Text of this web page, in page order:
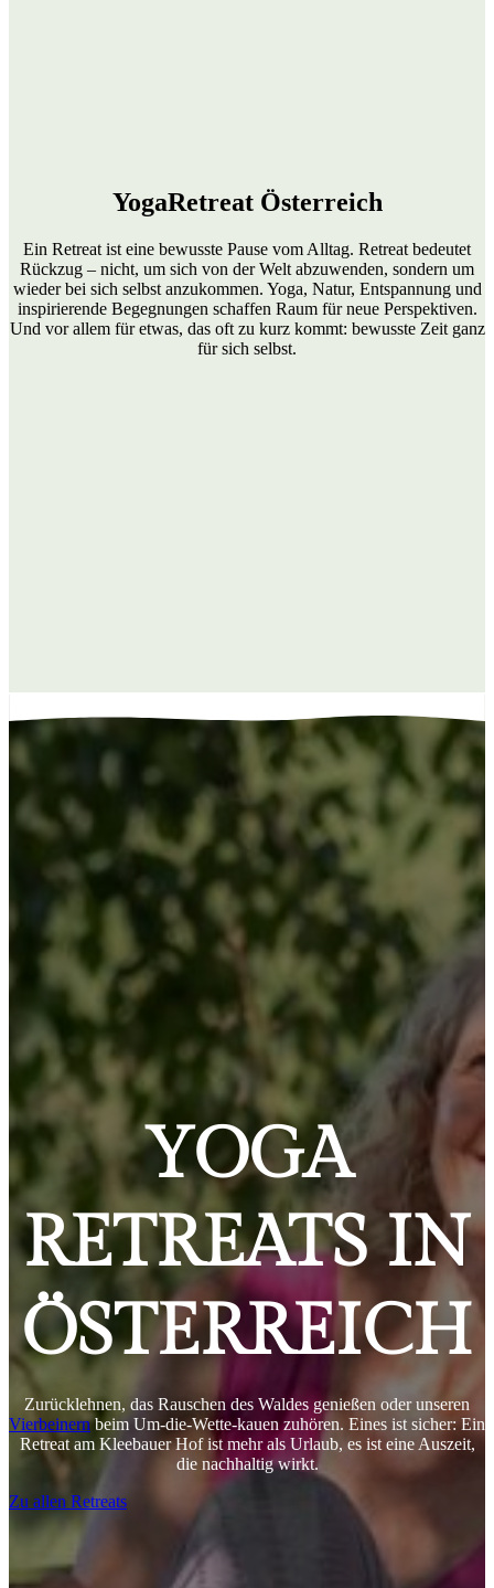
YogaRetreatÖsterreich
Ein Retreat ist eine bewusste Pause vom Alltag. Retreat bedeutet
Rückzug – nicht, um sich von der Welt abzuwenden, sondern um
wieder bei sich selbst anzukommen. Yoga, Natur, Entspannung und
inspirierende Begegnungen schaffen Raum für neue Perspektiven.
Und vor allem für etwas, das oft zu kurz kommt: bewusste Zeit ganz
für sich selbst.
YOGA
RETREATS IN
ÖSTERREICH
Zurücklehnen, das Rauschen des Waldes genießen oder unseren
Vierbeinernbeim Um-die-Wette-kauen zuhören. Eines ist sicher: Ein
Retreat am Kleebauer Hof ist mehr als Urlaub, es ist eine Auszeit,
die nachhaltig wirkt.
Zu allen Retreats